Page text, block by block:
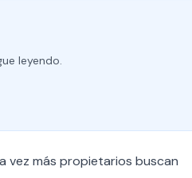
leyendo.
vez más propietarios buscan